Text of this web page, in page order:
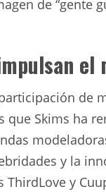
de “gente
el
de
Skims ha
y la
y